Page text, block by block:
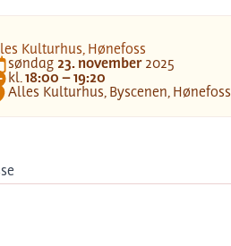
Kulturhus, Hønefoss
søndag 23.november 2025
kl.18:00 – 19:20
Alles Kulturhus, Byscenen, Hønefoss